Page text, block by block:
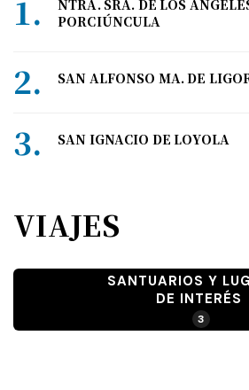
NTRA. SRA. DE LOS
PORCIÚNCULA
SAN ALFONSO MA. DE
SAN IGNACIO DE LOYOLA
VIAJES
SANTUARIOS Y
DE INTERÉS
3